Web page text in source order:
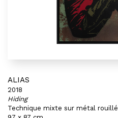
ALIAS
2018
Hiding
Technique mixte sur métal rouillé